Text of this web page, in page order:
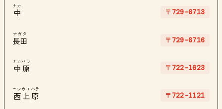
中
ナカ
〒729-6713
長田
ナガタ
〒729-6716
中原
ナカバラ
〒722-1623
西上原
ニシウエハラ
〒722-1121